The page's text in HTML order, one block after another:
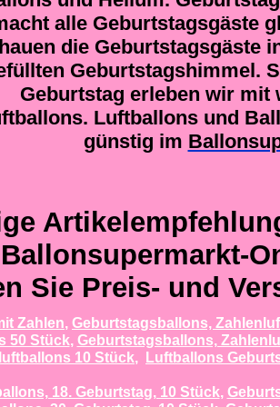
alle Geburtstagsgäste
die Geburtstagsgäste
Geburtstagshimmel.
Geburtstag erleben wir mit
Luftballons und
günstig im
Sie Preis- und
Zahlen, Geburtstagsballons,
50 Stück, Geburtstagsballons,
10 Stück, Luftballons
18. Geburtstag, 10 Stück,